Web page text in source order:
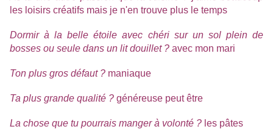
les loisirs créatifs mais je n'en trouve plus le temps
Dormir à la belle étoile avec chéri sur un sol plein de
bosses ou seule dans un lit douillet ? avec mon mari
Ton plus gros défaut ? maniaque
Ta plus grande qualité ? généreuse peut être
La chose que tu pourrais manger à volonté ? les pâtes